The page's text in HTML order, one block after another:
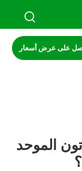
على عرض أسعار
الموحد